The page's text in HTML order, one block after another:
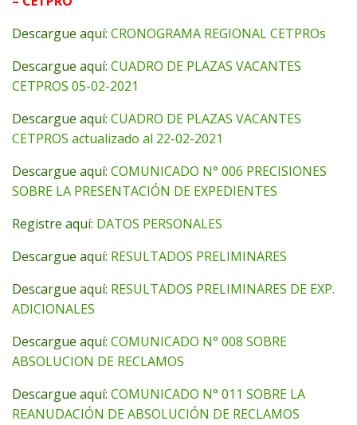
Descargue aquí: CRONOGRAMA REGIONAL CETPROs
Descargue aquí: CUADRO DE PLAZAS VACANTES
CETPROS 05-02-2021
Descargue aquí: CUADRO DE PLAZAS VACANTES
CETPROS actualizado al 22-02-2021
Descargue aquí: COMUNICADO N° 006 PRECISIONES
SOBRE LA PRESENTACIÓN DE EXPEDIENTES
Registre aquí: DATOS PERSONALES
Descargue aquí: RESULTADOS PRELIMINARES
Descargue aquí: RESULTADOS PRELIMINARES DE EXP.
ADICIONALES
Descargue aquí: COMUNICADO N° 008 SOBRE
ABSOLUCION DE RECLAMOS
Descargue aquí: COMUNICADO N° 011 SOBRE LA
REANUDACIÓN DE ABSOLUCIÓN DE RECLAMOS